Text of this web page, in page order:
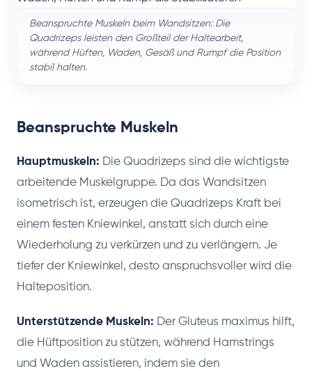
Beanspruchte Muskeln beim Wandsitzen: Die
Quadrizeps leisten den Großteil der Haltearbeit,
während Hüften, Waden, Gesäß und Rumpf die Position
stabil halten.
Beanspruchte Muskeln
Hauptmuskeln: Die Quadrizeps sind die wichtigste
arbeitende Muskelgruppe. Da das Wandsitzen
isometrisch ist, erzeugen die Quadrizeps Kraft bei
einem festen Kniewinkel, anstatt sich durch eine
Wiederholung zu verkürzen und zu verlängern. Je
tiefer der Kniewinkel, desto anspruchsvoller wird die
Halteposition.
Unterstützende Muskeln: Der Gluteus maximus hilft,
die Hüftposition zu stützen, während Hamstrings
und Waden assistieren, indem sie den